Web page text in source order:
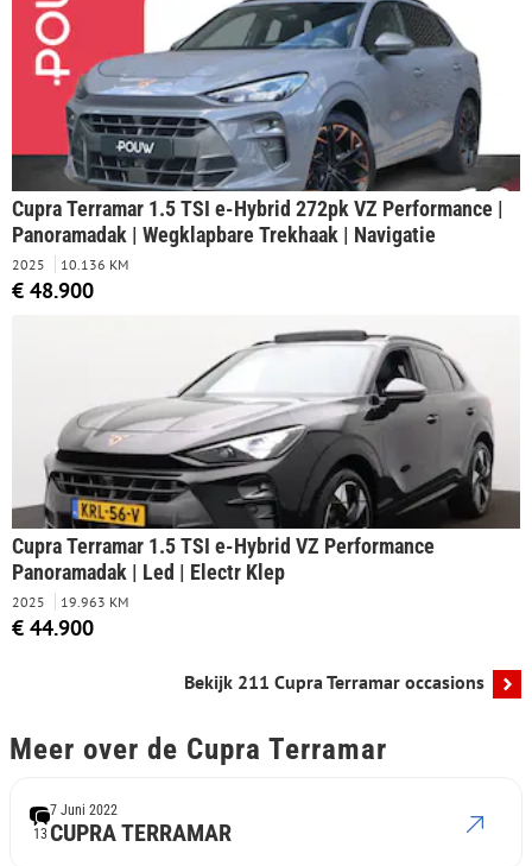
Cupra Terramar 1.5 TSI e-Hybrid 272pk VZ Performance |
Panoramadak | Wegklapbare Trekhaak | Navigatie
2025 10.136 KM
€ 48.900
Cupra Terramar 1.5 TSI e-Hybrid VZ Performance
Panoramadak | Led | Electr Klep
2025 19.963 KM
€ 44.900
Bekijk 211 Cupra Terramar occasions
Meer over de Cupra Terramar
13 CUPRA TERRAMAR
7 Juni 2022